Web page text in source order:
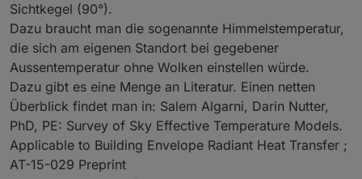
Sichtkegel (90°).
Dazu braucht man die sogenannte Himmelstemperatur,
die sich am eigenen Standort bei gegebener
Aussentemperatur ohne Wolken einstellen würde.
Dazu gibt es eine Menge an Literatur. Einen netten
Überblick findet man in: Salem Algarni, Darin Nutter,
PhD, PE: Survey of Sky Effective Temperature Models.
Applicable to Building Envelope Radiant Heat Transfer ;
AT-15-029 Preprint